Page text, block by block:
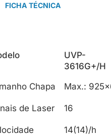
FICHA TÉCNICA
UVP-
3616G+/H
Chapa
Max.:
de Laser 16
14(14)/h